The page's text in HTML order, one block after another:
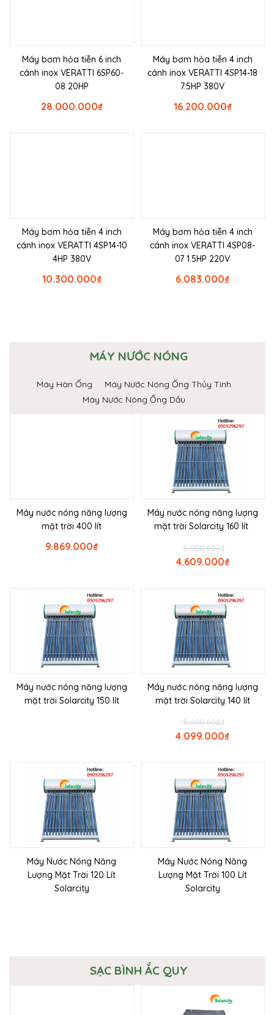
Máy bơm hỏa tiễn 6 inch
cánh inox VERATTI 6SP60-
08 20HP
₫
28.000.000
Máy bơm hỏa tiễn 4 inch
cánh inox VERATTI 4SP14-18
7.5HP 380V
₫
16.200.000
Máy bơm hỏa tiễn 4 inch
cánh inox VERATTI 4SP14-10
4HP 380V
₫
10.300.000
Máy bơm hỏa tiễn 4 inch
cánh inox VERATTI 4SP08-
07 1.5HP 220V
₫
6.083.000
MÁY NƯỚC NÓNG
Máy Hàn Ống
Máy Nước Nóng Ống Thủy Tinh
Máy Nước Nóng Ống Dầu
Máy nước nóng năng lượng
mặt trời 400 lít
₫
9.869.000
Máy nước nóng năng lượng
mặt trời Solarcity 160 lít
₫
5.000.000
₫
4.609.000
Máy nước nóng năng lượng
mặt trời Solarcity 150 lít
Máy nước nóng năng lượng
mặt trời Solarcity 140 lít
₫
5.000.000
₫
4.099.000
Máy Nước Nóng Năng
Lượng Mặt Trời 120 Lít
Solarcity
Máy Nước Nóng Năng
Lượng Mặt Trời 100 Lít
Solarcity
SẠC BÌNH ẮC QUY